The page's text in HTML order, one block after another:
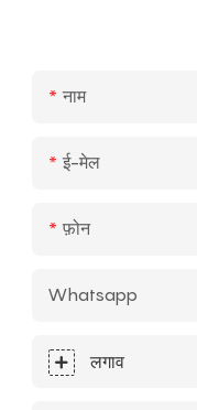
नाम
ई-मेल
फ़ोन
Whatsapp
लगाव